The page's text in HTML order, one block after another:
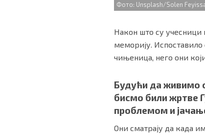
Фото: Unsplash/Solen
Након што су учесници
меморију.
чињеница, него они
Будући да живимо
бисмо били жртве
проблемом и
Они сматрају да када